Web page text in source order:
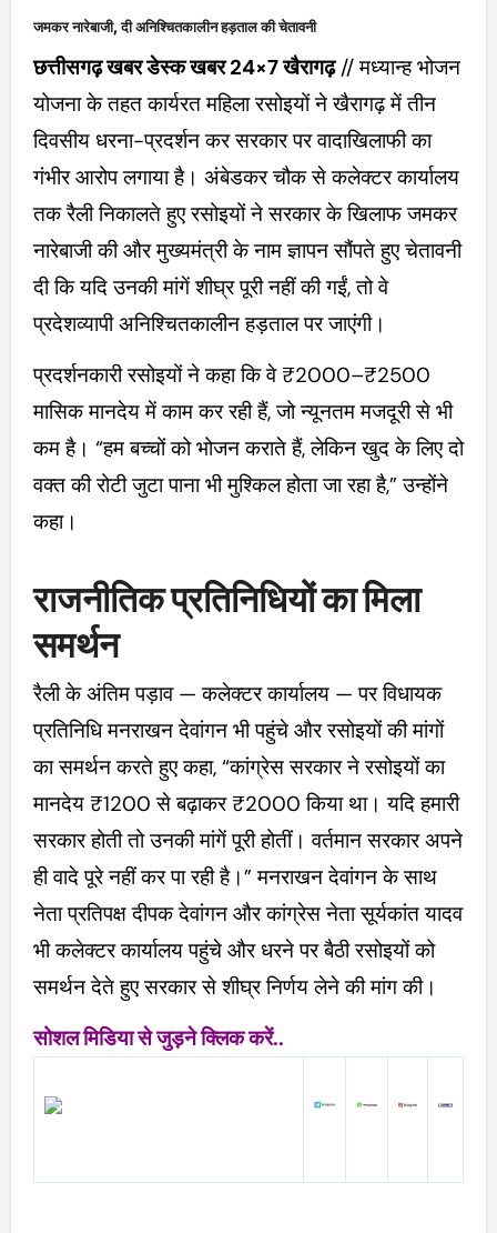
जमकर नारेबाजी, दी अनिश्चितकालीन हड़ताल की चेतावनी
छत्तीसगढ़ खबर डेस्क खबर 24×7 खैरागढ़// मध्यान्ह भोजन
योजना के तहत कार्यरत महिला रसोइयों ने खैरागढ़ में तीन
दिवसीय धरना-प्रदर्शन कर सरकार पर वादाखिलाफी का
गंभीर आरोप लगाया है। अंबेडकर चौक से कलेक्टर कार्यालय
तक रैली निकालते हुए रसोइयों ने सरकार के खिलाफ जमकर
नारेबाजी की और मुख्यमंत्री के नाम ज्ञापन सौंपते हुए चेतावनी
दी कि यदि उनकी मांगें शीघ्र पूरी नहीं की गईं, तो वे
प्रदेशव्यापी अनिश्चितकालीन हड़ताल पर जाएंगी।
प्रदर्शनकारी रसोइयों ने कहा कि वे ₹2000–₹2500
मासिक मानदेय में काम कर रही हैं, जो न्यूनतम मजदूरी से भी
कम है। “हम बच्चों को भोजन कराते हैं, लेकिन खुद के लिए दो
वक्त की रोटी जुटा पाना भी मुश्किल होता जा रहा है,” उन्होंने
कहा।
राजनीतिक प्रतिनिधियों का मिला
समर्थन
रैली के अंतिम पड़ाव — कलेक्टर कार्यालय — पर विधायक
प्रतिनिधि मनराखन देवांगन भी पहुंचे और रसोइयों की मांगों
का समर्थन करते हुए कहा, “कांग्रेस सरकार ने रसोइयों का
मानदेय ₹1200 से बढ़ाकर ₹2000 किया था। यदि हमारी
सरकार होती तो उनकी मांगें पूरी होतीं। वर्तमान सरकार अपने
ही वादे पूरे नहीं कर पा रही है।” मनराखन देवांगन के साथ
नेता प्रतिपक्ष दीपक देवांगन और कांग्रेस नेता सूर्यकांत यादव
भी कलेक्टर कार्यालय पहुंचे और धरने पर बैठी रसोइयों को
समर्थन देते हुए सरकार से शीघ्र निर्णय लेने की मांग की।
सोशल मिडिया से जुड़ने क्लिक करें..